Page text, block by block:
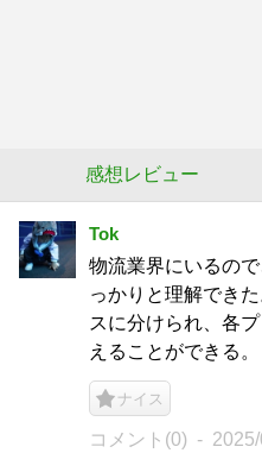
感想レビュー
Tok
物流業界にいるの
っかりと理解でき
スに分けられ、各
えることができる。
ナイス
コメント(0)